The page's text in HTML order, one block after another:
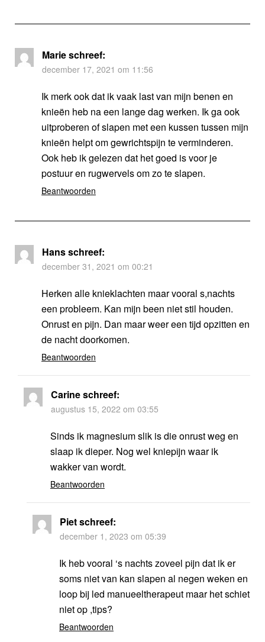
Marieschreef:
december 17, 2021 om 11:56
Ik merk ook dat ik vaak last van mijn benen en
knieën heb na een lange dag werken. Ik ga ook
uitproberen of slapen met een kussen tussen mijn
knieën helpt om gewrichtspijn te verminderen.
Ook heb ik gelezen dat het goed is voor je
postuur en rugwervels om zo te slapen.
Beantwoorden
Hansschreef:
december 31, 2021 om 00:21
Herken alle knieklachten maar vooral s,nachts
een probleem. Kan mijn been niet stil houden.
Onrust en pijn. Dan maar weer een tijd opzitten en
de nacht doorkomen.
Beantwoorden
Carineschreef:
augustus 15, 2022 om 03:55
Sinds ik magnesium slik is die onrust weg en
slaap ik dieper. Nog wel kniepijn waar ik
wakker van wordt.
Beantwoorden
Pietschreef:
december 1, 2023 om 05:39
Ik heb vooral ‘s nachts zoveel pijn dat ik er
soms niet van kan slapen al negen weken en
loop bij led manueeltherapeut maar het schiet
niet op ,tips?
Beantwoorden